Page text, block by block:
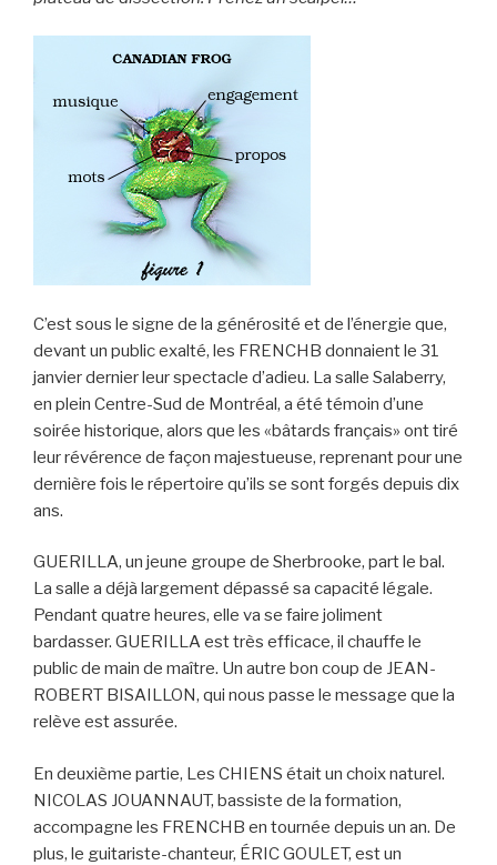
C’est sous le signe de la générosité et de l’énergie que,
devant un public exalté, les FRENCHB donnaient le 31
janvier dernier leur spectacle d’adieu. La salle Salaberry,
en plein Centre-Sud de Montréal, a été témoin d’une
soirée historique, alors que les «bâtards français» ont tiré
leur révérence de façon majestueuse, reprenant pour une
dernière fois le répertoire qu’ils se sont forgés depuis dix
ans.
GUERILLA, un jeune groupe de Sherbrooke, part le bal.
La salle a déjà largement dépassé sa capacité légale.
Pendant quatre heures, elle va se faire joliment
bardasser. GUERILLA est très efficace, il chauffe le
public de main de maître. Un autre bon coup de JEAN-
ROBERT BISAILLON, qui nous passe le message que la
relève est assurée.
En deuxième partie, Les CHIENS était un choix naturel.
NICOLAS JOUANNAUT, bassiste de la formation,
accompagne les FRENCHB en tournée depuis un an. De
plus, le guitariste-chanteur, ÉRIC GOULET, est un